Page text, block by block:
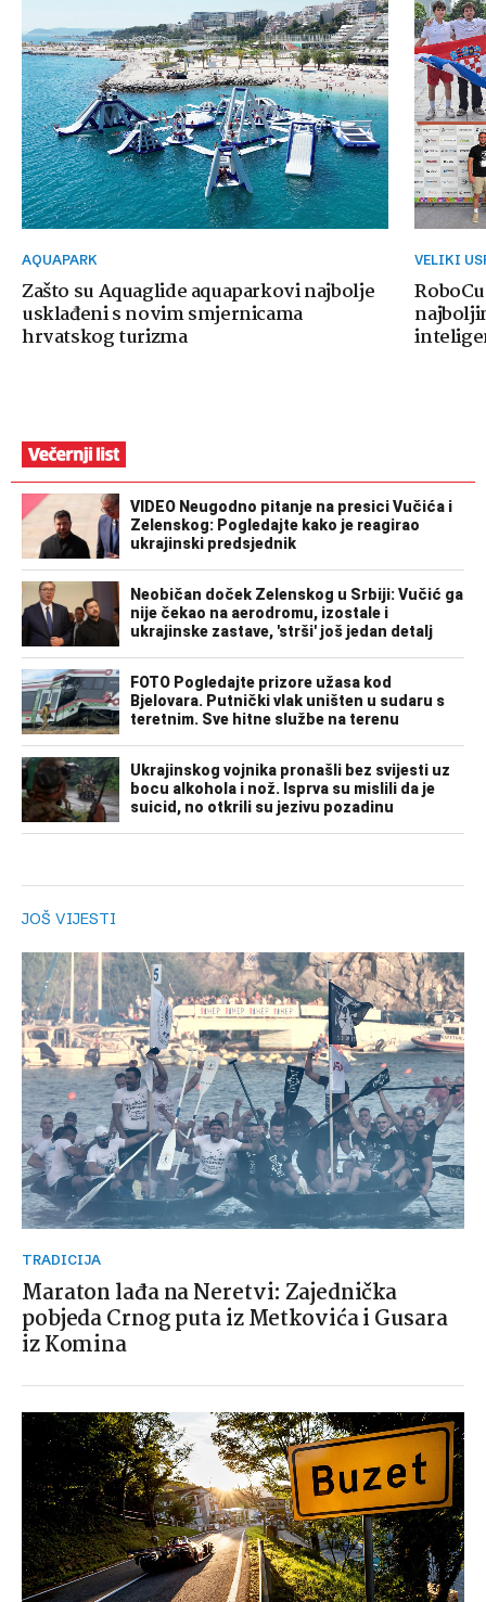
AQUAPARK
Zašto su Aquaglide aquaparkovi najbolje
usklađeni s novim smjernicama
hrvatskog turizma
VELIKI
JOŠ VIJESTI
TRADICIJA
Maraton lađa na Neretvi: Zajednička
pobjeda Crnog puta iz Metkovića i Gusara
iz Komina